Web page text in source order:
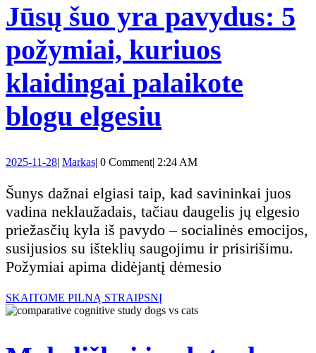
kramto
batus,
ir
tai
yra
jūsų
kaltė
Jūsų šuo yra pavydus: 5
požymiai, kuriuos
klaidingai palaikote
blogu elgesiu
yra
pavydus:
5
požymiai,
kuriuos
2025-11-282025-
28
| MarkasMarkas
| 0 Comment| 2:24 AM
Šunys dažnai elgiasi taip, kad savininkai juos
vadina neklaužadais, tačiau daugelis jų elgesio
priežasčių kyla iš pavydo – socialinės emocijos,
susijusios su išteklių saugojimu ir prisirišimu.
Požymiai apima didėjantį dėmesio
SKAITOME PILNĄ STRAIPSNĮSKAITOME
PILNĄ